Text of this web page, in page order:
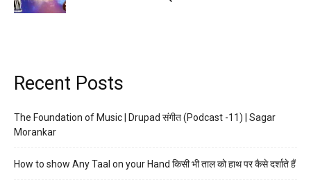
Recent Posts
The Foundation of Music | Drupad संगीत (Podcast -11) | Sagar
Morankar
How to show Any Taal on your Hand किसी भी ताल को हाथ पर कैसे दर्शाते हैं